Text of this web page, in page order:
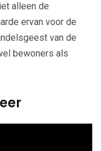
alleen de
ervan voor de
van de
bewoners als